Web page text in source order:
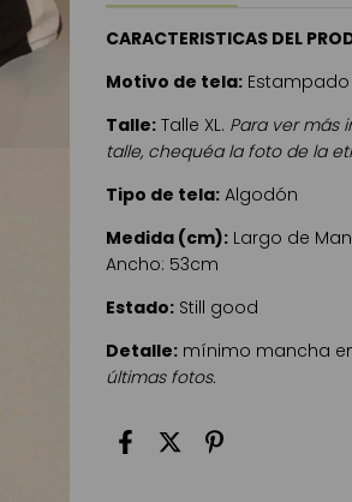
CARACTERISTICAS DEL
Motivo de tela: Estampado
Talle: Talle XL. Para ver más
talle, chequéa la foto de la
Tipo de tela: Algodón
Medida (cm): Largo de
Ancho: 53cm
Estado: Still good
Detalle: mínimo mancha
últimas fotos.